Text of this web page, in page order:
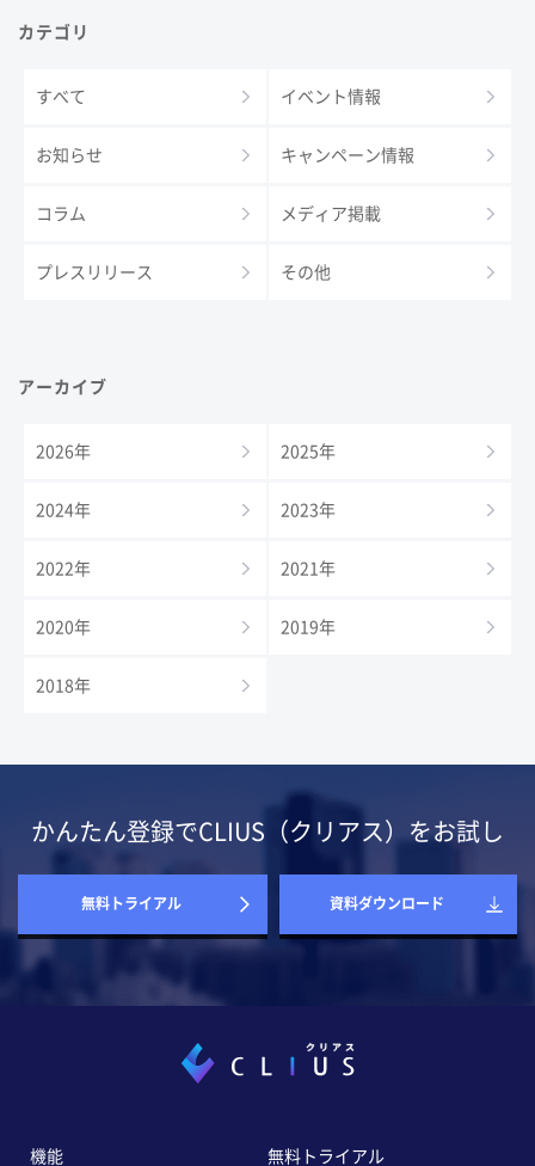
カテゴリ
すべて イベント情報
お知らせ キャンペーン情報
コラム メディア掲載
プレスリリース その他
アーカイブ
2026年 2025年
2024年 2023年
2022年 2021年
2020年 2019年
2018年
かんたん登録でCLIUS（クリアス）をお試し
無料トライアル 資料ダウンロード
機能 無料トライアル